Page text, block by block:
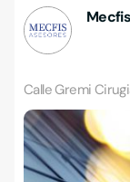
Calle Gremi